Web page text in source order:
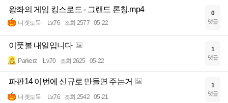
왕좌의 게임 킹스로드 - 그랜드 론칭.mp4
너겟도둑 Lv.76 조회 2577 05-22
0
댓글
이풋볼 내일입니다
Parkerz Lv.70 조회 2625 05-22
1
댓글
파판14 이번에 신규로 만들면 주는거
너겟도둑 Lv.76 조회 2542 05-21
1
댓글